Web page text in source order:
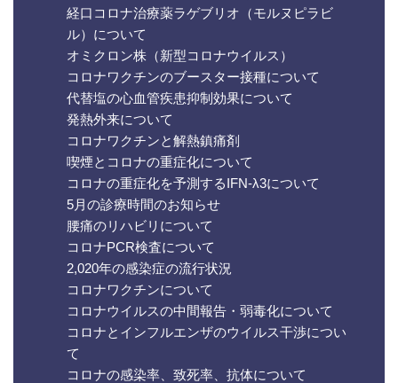
経口コロナ治療薬ラゲブリオ（モルヌピラビ
ル）について
オミクロン株（新型コロナウイルス）
コロナワクチンのブースター接種について
代替塩の心血管疾患抑制効果について
発熱外来について
コロナワクチンと解熱鎮痛剤
喫煙とコロナの重症化について
コロナの重症化を予測するIFN-λ3について
5月の診療時間のお知らせ
腰痛のリハビリについて
コロナPCR検査について
2,020年の感染症の流行状況
コロナワクチンについて
コロナウイルスの中間報告・弱毒化について
コロナとインフルエンザのウイルス干渉につい
て
コロナの感染率、致死率、抗体について